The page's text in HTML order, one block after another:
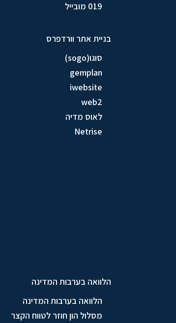
019 מובייל
בניית אתר וורדפרס
סוגו(sogo)
gemplan
iwebsite
web2
לאוס מדיה
Netrise
הלוואה בערבות המדינה
הלוואה בערבות המדינה
מסלול הון חוזר לטווח הקצר